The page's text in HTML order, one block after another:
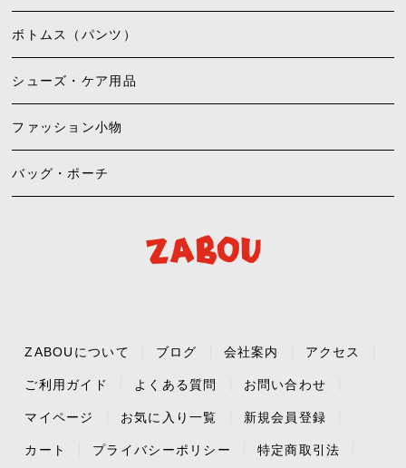
ボトムス（パンツ）
シューズ・ケア用品
ファッション小物
バッグ・ポーチ
ZABOUについて ブログ 会社案内 アクセス
ご利用ガイド よくある質問 お問い合わせ
マイページ お気に入り一覧 新規会員登録
カート プライバシーポリシー 特定商取引法